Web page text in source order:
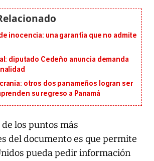
inocencia: una garantía que no admite
diputado Cedeño anuncia demanda
otros dos panameños logran ser
su regreso a Panamá
de los puntos más
del documento es que permite
pueda pedir información